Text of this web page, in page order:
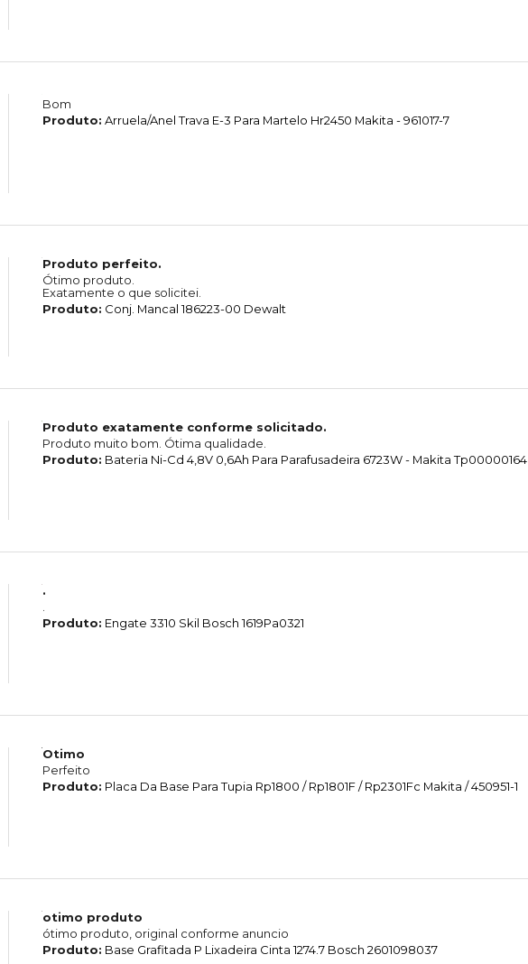
Bom
Produto: Arruela/Anel Trava E-3 Para Martelo Hr2450 Makita - 961017-7
Produto perfeito.
Ótimo produto.
Exatamente o que solicitei.
Produto: Conj. Mancal 186223-00 Dewalt
Produto exatamente conforme solicitado.
Produto muito bom. Ótima qualidade.
Produto: Bateria Ni-Cd 4,8V 0,6Ah Para Parafusadeira 6723W - Makita Tp00000164
.
Produto: Engate 3310 Skil Bosch 1619Pa0321
Otimo
Perfeito
Produto: Placa Da Base Para Tupia Rp1800 / Rp1801F / Rp2301Fc Makita / 450951-1
otimo produto
ótimo produto, original conforme anuncio
Produto: Base Grafitada P Lixadeira Cinta 1274.7 Bosch 2601098037